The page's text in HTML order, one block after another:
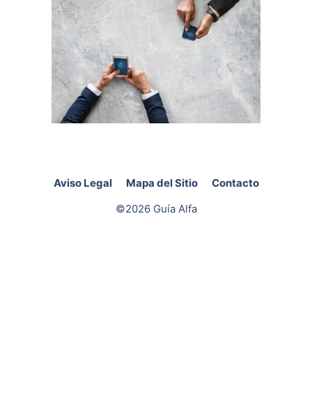
Aviso Legal Mapa del Sitio
Contacto
©2026 Guía Alfa